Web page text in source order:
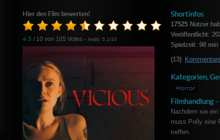
Hier den Film bewerten!
4.5 / 10 von 105 Votes – Imdb: 5.1/10
Shortinfos
17525Nutzer
Veröffentlicht:
Spielzeit: 98 min
(13)
Kategorien,
Horror
Filmhandlung –
Nachdem sie
muss Polly eine
treffen.